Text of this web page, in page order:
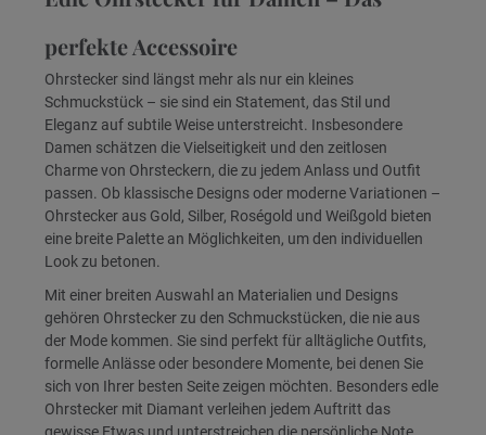
perfekte Accessoire
Ohrstecker sind längst mehr als nur ein kleines
Schmuckstück – sie sind ein Statement, das Stil und
Eleganz auf subtile Weise unterstreicht. Insbesondere
Damen schätzen die Vielseitigkeit und den zeitlosen
Charme von Ohrsteckern, die zu jedem Anlass und Outfit
passen. Ob klassische Designs oder moderne Variationen –
Ohrstecker aus Gold, Silber, Roségold und Weißgold bieten
eine breite Palette an Möglichkeiten, um den individuellen
Look zu betonen.
Mit einer breiten Auswahl an Materialien und Designs
gehören Ohrstecker zu den Schmuckstücken, die nie aus
der Mode kommen. Sie sind perfekt für alltägliche Outfits,
formelle Anlässe oder besondere Momente, bei denen Sie
sich von Ihrer besten Seite zeigen möchten. Besonders edle
Ohrstecker mit Diamant verleihen jedem Auftritt das